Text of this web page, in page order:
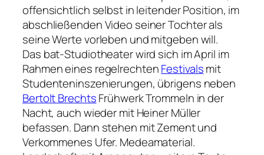
offensichtlich selbst in leitender Position, im
abschließenden Video seiner Tochter als
seine Werte vorleben und mitgeben will.
Das bat-Studiotheater wird sich im April im
Rahmen eines regelrechtenFestivalsmit
Studenteninszenierungen, übrigens neben
Bertolt BrechtsFrühwerk Trommeln in der
Nacht, auch wieder mit Heiner Müller
befassen. Dann stehen mit Zement und
Verkommenes Ufer. Medeamaterial.